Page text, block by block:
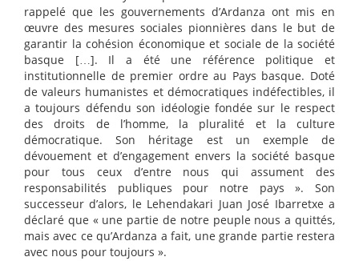
rappelé que les gouvernements d’Ardanza ont mis en
œuvre des mesures sociales pionnières dans le but de
garantir la cohésion économique et sociale de la société
basque […]. Il a été une référence politique et
institutionnelle de premier ordre au Pays basque. Doté
de valeurs humanistes et démocratiques indéfectibles, il
a toujours défendu son idéologie fondée sur le respect
des droits de l’homme, la pluralité et la culture
démocratique. Son héritage est un exemple de
dévouement et d’engagement envers la société basque
pour tous ceux d’entre nous qui assument des
responsabilités publiques pour notre pays ». Son
successeur d’alors, le Lehendakari Juan José Ibarretxe a
déclaré que « une partie de notre peuple nous a quittés,
mais avec ce qu’Ardanza a fait, une grande partie restera
avec nous pour toujours ».